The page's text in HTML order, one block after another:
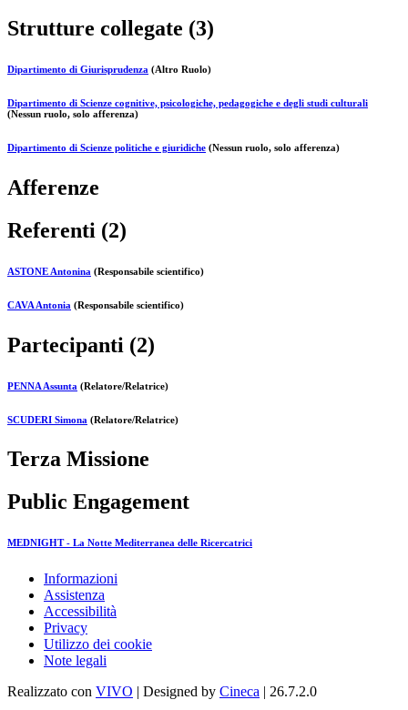
Strutture collegate (3)
Dipartimento di Giurisprudenza (Altro Ruolo)
Dipartimento di Scienze cognitive, psicologiche, pedagogiche e degli studi culturali
(Nessun ruolo, solo afferenza)
Dipartimento di Scienze politiche e giuridiche (Nessun ruolo, solo afferenza)
Afferenze
Referenti (2)
ASTONE Antonina (Responsabile scientifico)
CAVA Antonia (Responsabile scientifico)
Partecipanti (2)
PENNA Assunta (Relatore/Relatrice)
SCUDERI Simona (Relatore/Relatrice)
Terza Missione
Public Engagement
MEDNIGHT - La Notte Mediterranea delle Ricercatrici
Informazioni
Assistenza
Accessibilità
Privacy
Utilizzo dei cookie
Note legali
Realizzato con VIVO | Designed by Cineca | 26.7.2.0